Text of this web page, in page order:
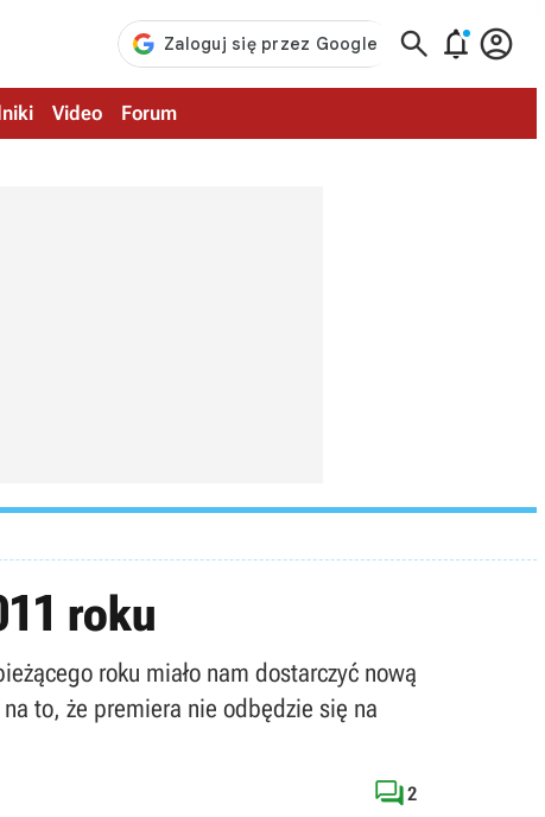
  
Video Forum
roku
roku miało nam dostarczyć nową
to, że premiera nie odbędzie się na
2